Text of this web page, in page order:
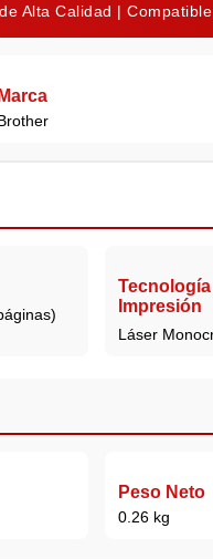
Alta Calidad |
Marca
Impresión
Láser
Peso Neto
0.26 kg